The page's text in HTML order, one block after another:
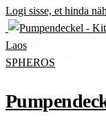
Logi sisse, et hinda
Laos
SPHEROS